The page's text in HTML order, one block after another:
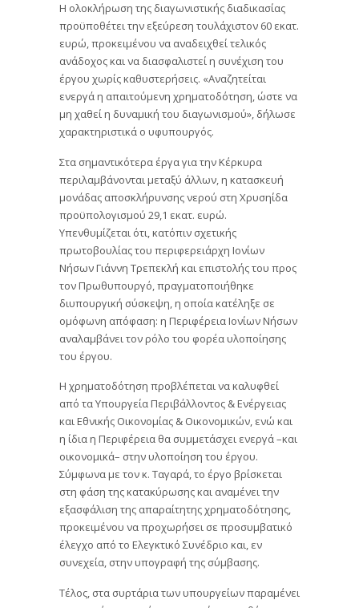
Η ολοκλήρωση της διαγωνιστικής διαδικασίας
προϋποθέτει την εξεύρεση τουλάχιστον 60 εκατ.
ευρώ, προκειμένου να αναδειχθεί τελικός
ανάδοχος και να διασφαλιστεί η συνέχιση του
έργου χωρίς καθυστερήσεις. «Αναζητείται
ενεργά η απαιτούμενη χρηματοδότηση, ώστε να
μη χαθεί η δυναμική του διαγωνισμού», δήλωσε
χαρακτηριστικά ο υφυπουργός.
Στα σημαντικότερα έργα για την Κέρκυρα
περιλαμβάνονται μεταξύ άλλων, η κατασκευή
μονάδας αποσκλήρυνσης νερού στη Χρυσηίδα
προϋπολογισμού 29,1 εκατ. ευρώ.
Υπενθυμίζεται ότι, κατόπιν σχετικής
πρωτοβουλίας του περιφερειάρχη Ιονίων
Νήσων Γιάννη Τρεπεκλή και επιστολής του προς
τον Πρωθυπουργό, πραγματοποιήθηκε
διυπουργική σύσκεψη, η οποία κατέληξε σε
ομόφωνη απόφαση: η Περιφέρεια Ιονίων Νήσων
αναλαμβάνει τον ρόλο του φορέα υλοποίησης
του έργου.
Η χρηματοδότηση προβλέπεται να καλυφθεί
από τα Υπουργεία Περιβάλλοντος & Ενέργειας
και Εθνικής Οικονομίας & Οικονομικών, ενώ και
η ίδια η Περιφέρεια θα συμμετάσχει ενεργά –και
οικονομικά– στην υλοποίηση του έργου.
Σύμφωνα με τον κ. Ταγαρά, το έργο βρίσκεται
στη φάση της κατακύρωσης και αναμένει την
εξασφάλιση της απαραίτητης χρηματοδότησης,
προκειμένου να προχωρήσει σε προσυμβατικό
έλεγχο από το Ελεγκτικό Συνέδριο και, εν
συνεχεία, στην υπογραφή της σύμβασης.
Τέλος, στα συρτάρια των υπουργείων παραμένει